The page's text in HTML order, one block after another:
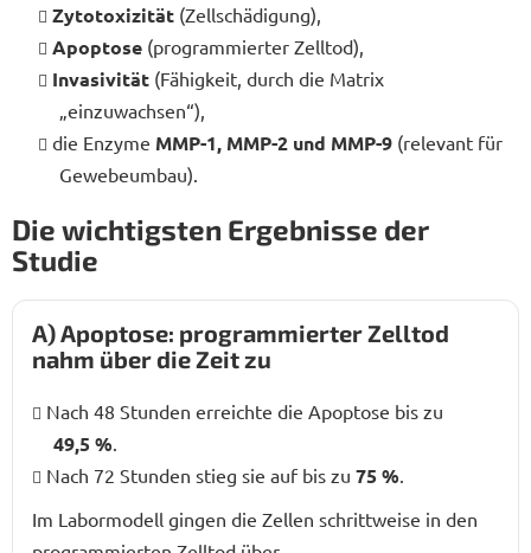
Zytotoxizität (Zellschädigung),
Apoptose (programmierter Zelltod),
Invasivität (Fähigkeit, durch die Matrix
„einzuwachsen“),
die Enzyme MMP-1, MMP-2 und MMP-9 (relevant für
Gewebeumbau).
Die wichtigsten Ergebnisse der
Studie
A) Apoptose: programmierter Zelltod
nahm über die Zeit zu
Nach 48 Stunden erreichte die Apoptose bis zu
49,5 %
Nach 72 Stunden stieg sie auf bis zu 75 %
Im Labormodell gingen die Zellen schrittweise in den